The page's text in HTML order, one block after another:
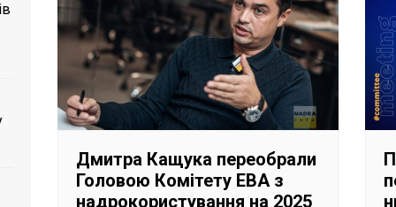
Дмитра Кащука переобрали
Головою Комітету EBA з
надрокористування на 2025